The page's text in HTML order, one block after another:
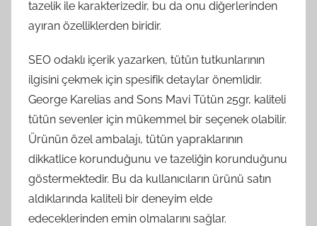
tazelik ile karakterizedir, bu da onu diğerlerinden
ayıran özelliklerden biridir.
SEO odaklı içerik yazarken, tütün tutkunlarının
ilgisini çekmek için spesifik detaylar önemlidir.
George Karelias and Sons Mavi Tütün 25gr, kaliteli
tütün sevenler için mükemmel bir seçenek olabilir.
Ürünün özel ambalajı, tütün yapraklarının
dikkatlice korunduğunu ve tazeliğin korunduğunu
göstermektedir. Bu da kullanıcıların ürünü satın
aldıklarında kaliteli bir deneyim elde
edeceklerinden emin olmalarını sağlar.